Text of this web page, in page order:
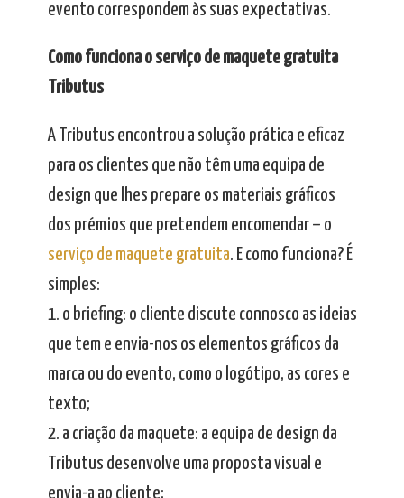
evento correspondem às suas expectativas.
Como funciona o serviço de maquete gratuita
Tributus
A Tributus encontrou a solução prática e eficaz
para os clientes que não têm uma equipa de
design que lhes prepare os materiais gráficos
dos prémios que pretendem encomendar – o
serviço de maquete gratuita. E como funciona? É
simples:
1. o briefing: o cliente discute connosco as ideias
que tem e envia-nos os elementos gráficos da
marca ou do evento, como o logótipo, as cores e
texto;
2. a criação da maquete: a equipa de design da
Tributus desenvolve uma proposta visual e
envia-a ao cliente;